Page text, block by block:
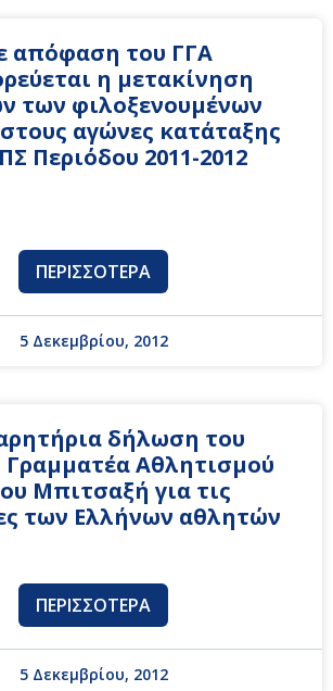
απόφαση του ΓΓΑ
η μετακίνηση
των φιλοξενουμένων
αγώνες κατάταξης
Περιόδου 2011-2012
ΠΕΡΙΣΣΌΤΕΡΑ
5 Δεκεμβρίου, 2012
δήλωση του
Γραμματέα Αθλητισμού
Μπιτσαξή για τις
των Ελλήνων αθλητών
ΠΕΡΙΣΣΌΤΕΡΑ
5 Δεκεμβρίου, 2012